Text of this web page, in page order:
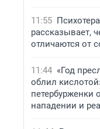
11:55
рассказывает,
отличаются от
11:44 «Год
облил
петербурженки
нападении и